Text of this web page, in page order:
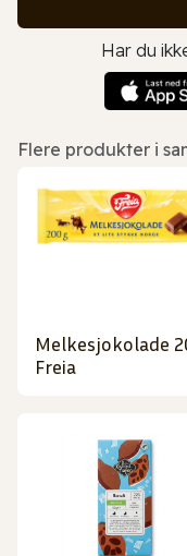
Har du
Flere produkter i
Melkesjokolade
Freia